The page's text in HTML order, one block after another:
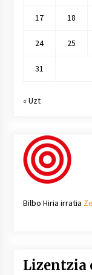
17 18
24 25
31
« Uzt
Bilbo Hiria irratia
Lizentzia